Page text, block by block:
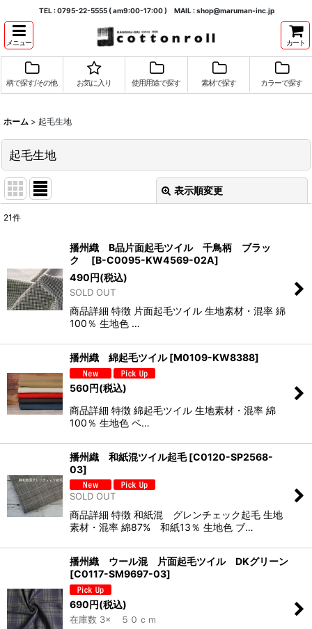
TEL : 0795-22-5555 ( am9:00-17:00 ) MAIL : shop@maruman-inc.jp
メニュー カート
柄で探す/その他 お気に入り 使用用途で探す 素材で探す カラーで探す
ホーム > 起毛生地
起毛生地
表示順変更
並び順:
絞り込む
21件
播州織 B品片面起毛ツイル 千鳥柄 ブラッ
ク
[B-C0095-KW4569-02A]
490円(税込)
SOLD OUT
商品詳細 特徴 片面起毛ツイル 生地素材・混率 綿
100％ 生地色 …
播州織 綿起毛ツイル [M0109-KW8388]
560円(税込)
商品詳細 特徴 綿起毛ツイル 生地素材・混率 綿
100％ 生地色 ベ…
播州織 和紙混ツイル起毛 [C0120-SP2568-
03]
SOLD OUT
商品詳細 特徴 和紙混 グレンチェック起毛 生地
素材・混率 綿87% 和紙13％ 生地色 ブ…
播州織 ウール混 片面起毛ツイル DKグリーン
[C0117-SM9697-03]
690円(税込)
在庫数 3× ５０ｃｍ